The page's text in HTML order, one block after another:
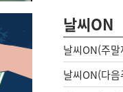
날씨ON
날씨ON(주
날씨ON(다